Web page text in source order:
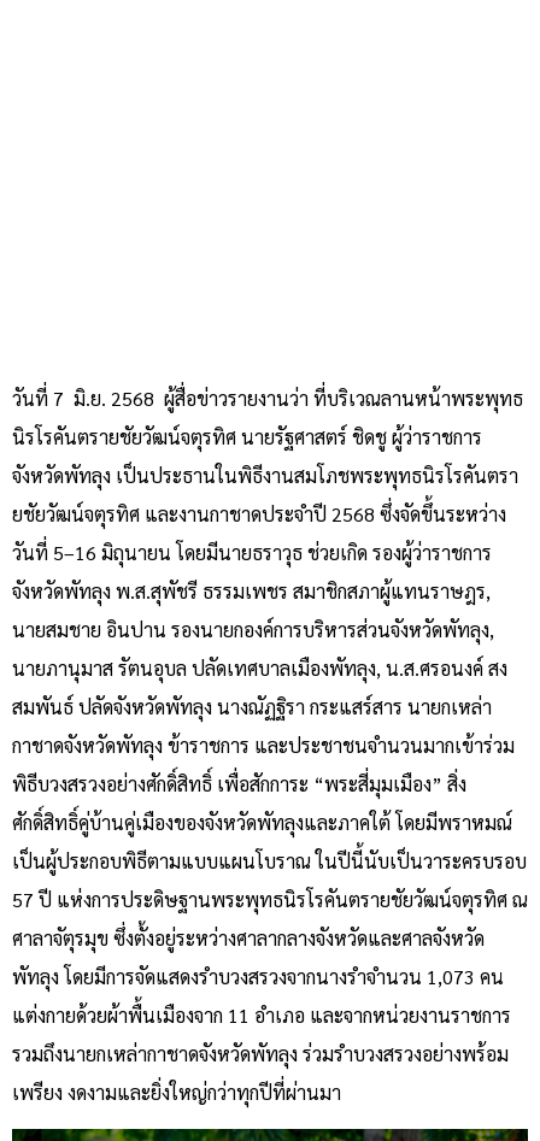
วันที่ 7 มิ.ย. 2568 ผู้สื่อข่าวรายงานว่า ที่บริเวณลานหน้าพระพุทธ
นิรโรคันตรายชัยวัฒน์จตุรทิศ นายรัฐศาสตร์ ชิดชู ผู้ว่าราชการ
จังหวัดพัทลุง เป็นประธานในพิธีงานสมโภชพระพุทธนิรโรคันตรา
ยชัยวัฒน์จตุรทิศ และงานกาชาดประจำปี 2568 ซึ่งจัดขึ้นระหว่าง
วันที่ 5–16 มิถุนายน โดยมีนายธราวุธ ช่วยเกิด รองผู้ว่าราชการ
จังหวัดพัทลุง พ.ส.สุพัชรี ธรรมเพชร สมาชิกสภาผู้แทนราษฎร,
นายสมชาย อินปาน รองนายกองค์การบริหารส่วนจังหวัดพัทลุง,
นายภานุมาส รัตนอุบล ปลัดเทศบาลเมืองพัทลุง, น.ส.ศรอนงค์ สง
สมพันธ์ ปลัดจังหวัดพัทลุง นางณัฏฐิรา กระแสร์สาร นายกเหล่า
กาชาดจังหวัดพัทลุง ข้าราชการ และประชาชนจำนวนมากเข้าร่วม
พิธีบวงสรวงอย่างศักดิ์สิทธิ์ เพื่อสักการะ “พระสี่มุมเมือง” สิ่ง
ศักดิ์สิทธิ์คู่บ้านคู่เมืองของจังหวัดพัทลุงและภาคใต้ โดยมีพราหมณ์
เป็นผู้ประกอบพิธีตามแบบแผนโบราณ ในปีนี้นับเป็นวาระครบรอบ
57 ปี แห่งการประดิษฐานพระพุทธนิรโรคันตรายชัยวัฒน์จตุรทิศ ณ
ศาลาจัตุรมุข ซึ่งตั้งอยู่ระหว่างศาลากลางจังหวัดและศาลจังหวัด
พัทลุง โดยมีการจัดแสดงรำบวงสรวงจากนางรำจำนวน 1,073 คน
แต่งกายด้วยผ้าพื้นเมืองจาก 11 อำเภอ และจากหน่วยงานราชการ
รวมถึงนายกเหล่ากาชาดจังหวัดพัทลุง ร่วมรำบวงสรวงอย่างพร้อม
เพรียง งดงามและยิ่งใหญ่กว่าทุกปีที่ผ่านมา